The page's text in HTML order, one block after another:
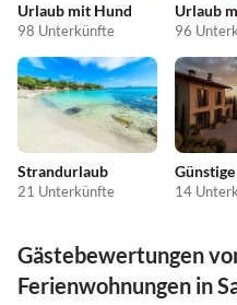
Urlaub mit Hund
98 Unterkünfte
Urlaub
96
Strandurlaub
21 Unterkünfte 14
Gästebewertungen
Ferienwohnungen in